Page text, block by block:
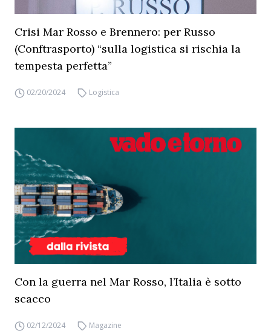
Crisi Mar Rosso e Brennero: per Russo
(Conftrasporto) “sulla logistica si rischia la
tempesta perfetta”
02/20/2024 Logistica
Con la guerra nel Mar Rosso, l’Italia è sotto
scacco
02/12/2024 Magazine